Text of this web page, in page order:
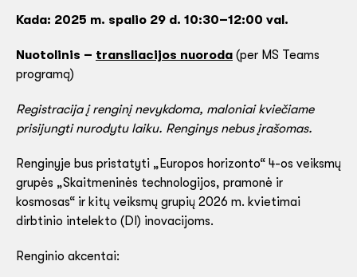
Kada: 2025 m. spalio 29 d. 10:30–12:00 val.
Nuotolinis – transliacijos nuoroda (per MS Teams
programą)
Registracija į renginį nevykdoma, maloniai kviečiame
prisijungti nurodytu laiku. Renginys nebus įrašomas.
Renginyje bus pristatyti „Europos horizonto“ 4-os veiksmų
grupės „Skaitmeninės technologijos, pramonė ir
kosmosas“ ir kitų veiksmų grupių 2026 m. kvietimai
dirbtinio intelekto (DI) inovacijoms.
Renginio akcentai: